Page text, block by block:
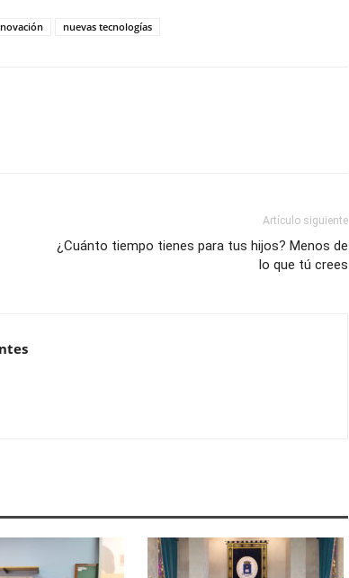
nuevas tecnologías
Artículo siguiente
¿Cuánto tiempo tienes para tus hijos? Menos de
lo que tú crees